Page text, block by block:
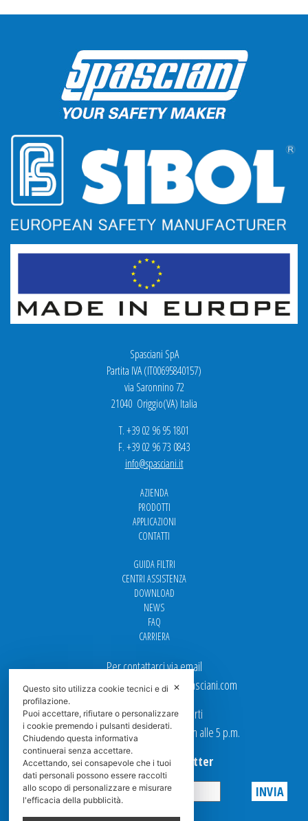
Spasciani SpA
Partita IVA (IT00695840157)
via Saronnino 72
21040 Origgio(VA) Italia
T. +39 02 96 95 1801
F. +39 02 96 73 0843
info@spasciani.it
AZIENDA
PRODOTTI
APPLICAZIONI
CONTATTI
GUIDA FILTRI
CENTRI ASSISTENZA
DOWNLOAD
NEWS
FAQ
CARRIERA
Per contattarci via email
Ufficio Vendite: italy.sales@spasciani.com
I nostri uffici sono aperti
dal Lunedi al Venerdi dalle 9 a.m alle 5 p.m.
Iscriviti alla Newsletter
Privacy
✕
Questo sito utilizza cookie tecnici e di
profilazione.
Puoi accettare, rifiutare o personalizzare
i cookie premendo i pulsanti desiderati.
Chiudendo questa informativa
continuerai senza accettare.
Accettando, sei consapevole che i tuoi
dati personali possono essere raccolti
allo scopo di personalizzare e misurare
l'efficacia della pubblicità.